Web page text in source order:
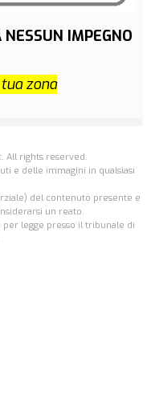
IMPEGNO
zona
All rights reserved.
e delle immagini in qualsiasi
del contenuto presente e
un reato.
legge presso il tribunale di